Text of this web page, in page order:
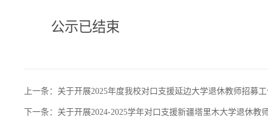
公示已结束
上一条： 关于开展2025年度我校对口支援延边大学退休教师招募
下一条： 关于开展2024-2025学年对口支援新疆塔里木大学退休教